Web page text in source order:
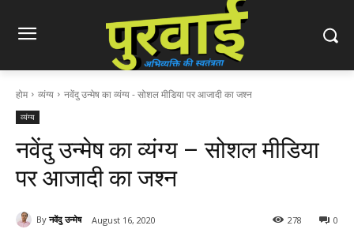
होम व्यंग्य नवेंदु उन्मेष का व्यंग्य - सोशल मीडिया पर आजादी का जश्न
व्यंग्य
नवेंदु उन्मेष का व्यंग्य – सोशल मीडिया
पर आजादी का जश्न
By नवेंदु उन्मेष August 16, 2020 0
278